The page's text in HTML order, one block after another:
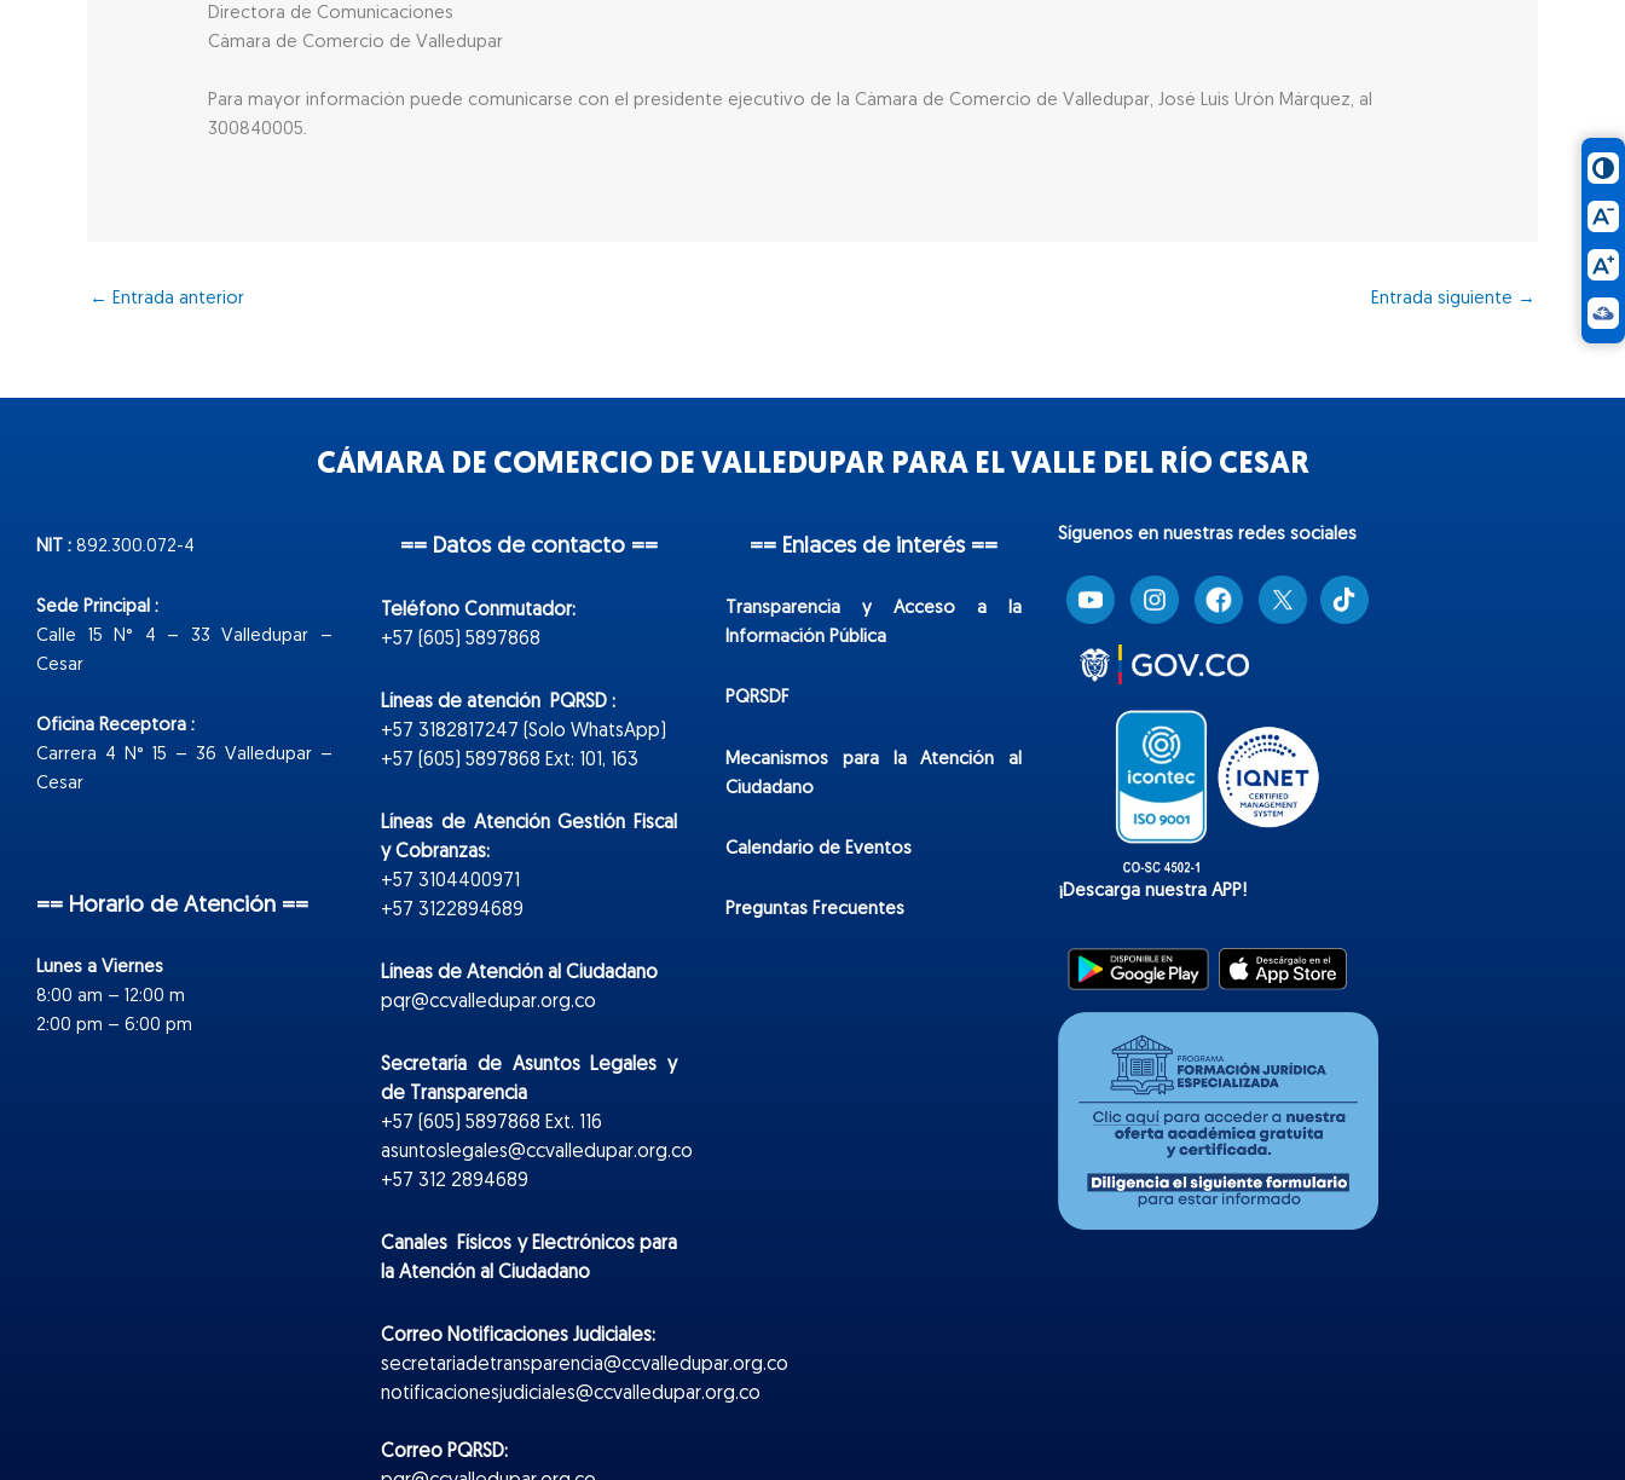
Directora de Comunicaciones
Cámara de Comercio de Valledupar
Para mayor información puede comunicarse con el presidente ejecutivo de la Cámara de Comercio de Valledupar, José Luis Urón Márquez, al
300840005.
← Entrada anterior Entrada siguiente →
CÁMARA DE COMERCIO DE VALLEDUPAR PARA EL VALLE DEL RÍO CESAR
NIT : 892.300.072-4
Sede Principal :
Calle 15 N° 4 – 33 Valledupar –
Cesar
Oficina Receptora :
Carrera 4 N° 15 – 36 Valledupar –
Cesar
== Horario de Atención ==
Lunes a Viernes
8:00 am – 12:00 m
2:00 pm – 6:00 pm
== Datos de contacto ==
Teléfono Conmutador:
+57 (605) 5897868
Líneas de atención PQRSD :
+57 3182817247 (Solo WhatsApp)
+57 (605) 5897868 Ext: 101, 163
Líneas de Atención Gestión Fiscal
y Cobranzas:
+57 3104400971
+57 3122894689
Líneas de Atención al Ciudadano
pqr@ccvalledupar.org.co
Secretaría de Asuntos Legales y
de Transparencia
+57 (605) 5897868 Ext. 116
asuntoslegales@ccvalledupar.org.co
+57 312 2894689
Canales Físicos yElectrónicospara
la Atención al Ciudadano
Correo Notificaciones Judiciales:
secretariadetransparencia@ccvalledupar.org.co
notificacionesjudiciales@ccvalledupar.org.co
Correo PQRSD:
== Enlaces de interés ==
Transparencia y Acceso a la
Información Pública
PQRSDF
Mecanismos para la Atención al
Ciudadano
Calendario de Eventos
Preguntas Frecuentes
Síguenos en nuestras redes sociales
T
i
k
¡Descarga nuestra APP!